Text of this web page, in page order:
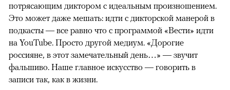
потрясающим диктором с идеальным произношением.
Это может даже мешать: идти с дикторской манерой в
подкасты — все равно что с программой «Вести» идти
на YouTube. Просто другой медиум. «Дорогие
россияне, в этот замечательный день…» — звучит
фальшиво. Наше главное искусство — говорить в
записи так, как в жизни.